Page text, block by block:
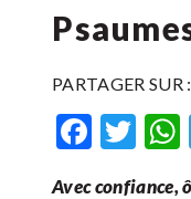
PARTAGER SUR :
Avec confiance,